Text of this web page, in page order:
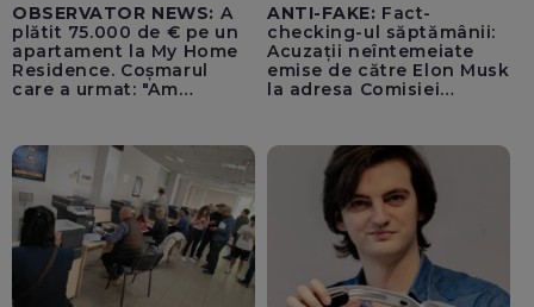
OBSERVATOR NEWS: A
plătit 75.000 de € pe un
apartament la My Home
Residence. Coșmarul
care a urmat: "Am
ANTI-FAKE: Fact-
checking-ul săptămânii:
Acuzații neîntemeiate
emise de către Elon Musk
la adresa Comisiei
pentru instaurarea
„cenzurii” pe platforma X